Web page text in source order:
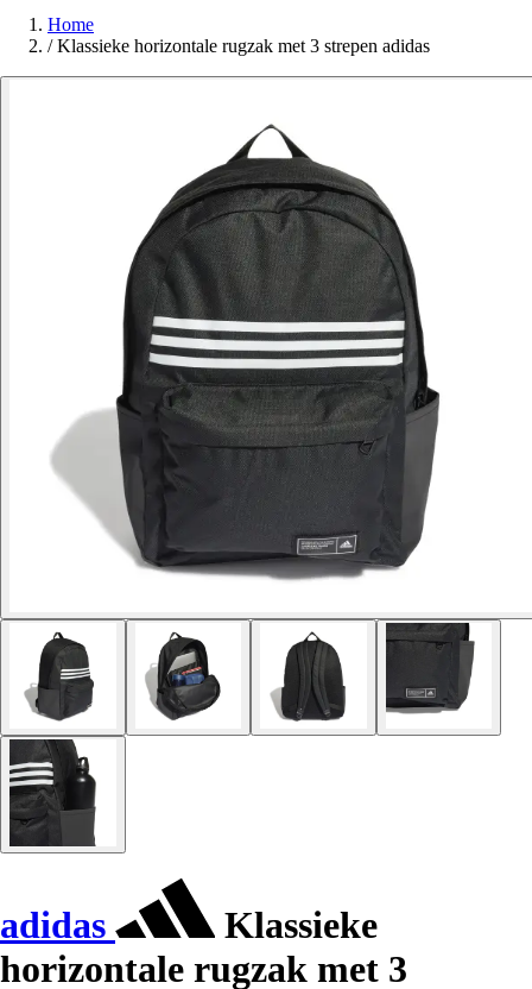
Home
/ Klassieke horizontale rugzak met 3 strepen adidas
adidas
Klassieke
horizontale rugzak met 3